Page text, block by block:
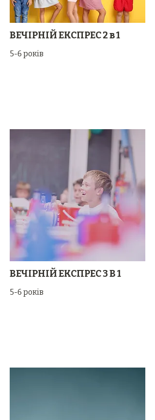
ВЕЧІРНІЙ ЕКСПРЕС 2 в 1
5-6 років
ВЕЧІРНІЙ ЕКСПРЕС 3 В 1
5-6 років